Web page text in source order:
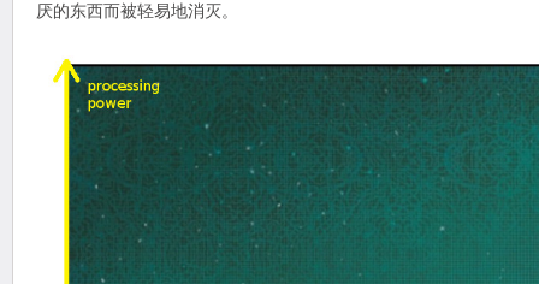
厌的东西而被轻易地消灭。